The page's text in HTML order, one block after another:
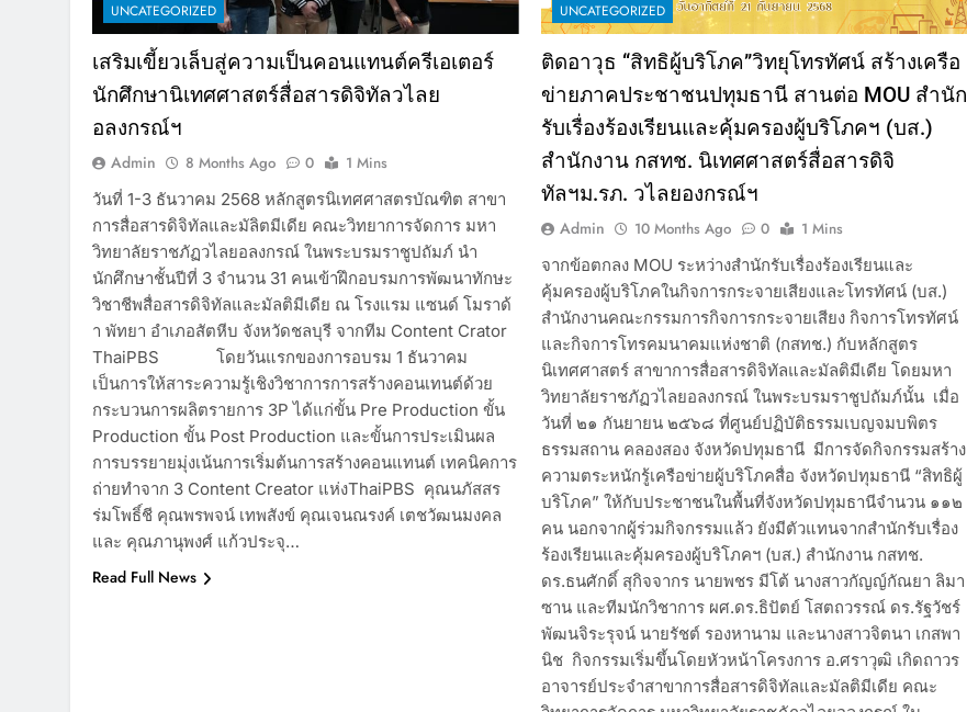
UNCATEGORIZED
เสริมเขี้ยวเล็บสู่ความเป็นคอนแทนต์ครีเอเตอร์
นักศึกษานิเทศศาสตร์สื่อสารดิจิทัลวไลย
อลงกรณ์ฯ
Admin 8 Months Ago 0
1 Mins
วันที่ 1-3 ธันวาคม 2568 หลักสูตรนิเทศศาสตรบัณฑิต สาขา
การสื่อสารดิจิทัลและมัลิตมีเดีย คณะวิทยาการจัดการ มหา
วิทยาลัยราชภัฏวไลยอลงกรณ์ ในพระบรมราชูปถัมภ์ นำ
นักศึกษาชั้นปีที่ 3 จำนวน 31 คนเข้าฝึกอบรมการพัฒนาทักษะ
วิชาชีพสื่อสารดิจิทัลและมัลติมีเดีย ณ โรงแรม แซนด์ โมราด้
า พัทยา อำเภอสัตหีบ จังหวัดชลบุรี จากทีม Content Crator
ThaiPBS โดยวันแรกของการอบรม 1 ธันวาคม
เป็นการให้สาระความรู้เชิงวิชาการการสร้างคอนเทนต์ด้วย
กระบวนการผลิตรายการ 3P ได้แก่ขั้น Pre Production ขั้น
Production ขั้น Post Production และขั้นการประเมินผล
การบรรยายมุ่งเน้นการเริ่มต้นการสร้างคอนแทนต์ เทคนิคการ
ถ่ายทำจาก 3 Content Creator แห่งThaiPBS คุณนภัสสร
ร่มโพธิ์ชี คุณพรพจน์ เทพสังข์ คุณเจนณรงค์ เตชวัฒนมงคล
และ คุณภานุพงศ์ แก้วประจุ…
Read Full News
UNCATEGORIZED
ติดอาวุธ “สิทธิผู้บริโภค”วิทยุโทรทัศน์ สร้างเครือ
ข่ายภาคประชาชนปทุมธานี สานต่อ MOU สำนัก
รับเรื่องร้องเรียนและคุ้มครองผู้บริโภคฯ (บส.)
สำนักงาน กสทช. นิเทศศาสตร์สื่อสารดิจิ
ทัลฯม.รภ. วไลยองกรณ์ฯ
Admin 10 Months Ago 0
1 Mins
จากข้อตกลง MOU ระหว่างสำนักรับเรื่องร้องเรียนและ
คุ้มครองผู้บริโภคในกิจการกระจายเสียงและโทรทัศน์ (บส.)
สำนักงานคณะกรรมการกิจการกระจายเสียง กิจการโทรทัศน์
และกิจการโทรคมนาคมแห่งชาติ (กสทช.) กับหลักสูตร
นิเทศศาสตร์ สาขาการสื่อสารดิจิทัลและมัลติมีเดีย โดยมหา
วิทยาลัยราชภัฏวไลยอลงกรณ์ ในพระบรมราชูปถัมภ์นั้น เมื่อ
วันที่ ๒๑ กันยายน ๒๕๖๘ ที่ศูนย์ปฏิบัติธรรมเบญจมบพิตร
ธรรมสถาน คลองสอง จังหวัดปทุมธานี มีการจัดกิจกรรมสร้าง
ความตระหนักรู้เครือข่ายผู้บริโภคสื่อ จังหวัดปทุมธานี “สิทธิผู้
บริโภค” ให้กับประชาชนในพื้นที่จังหวัดปทุมธานีจำนวน ๑๑๒
คน นอกจากผู้ร่วมกิจกรรมแล้ว ยังมีตัวแทนจากสำนักรับเรื่อง
ร้องเรียนและคุ้มครองผู้บริโภคฯ (บส.) สำนักงาน กสทช.
ดร.ธนศักดิ์ สุกิจจากร นายพชร มีโต้ นางสาวกัญญ์กัณยา ลิมา
ซาน และทีมนักวิชาการ ผศ.ดร.ธิปัตย์ โสตถวรรณ์ ดร.รัฐวัชร์
พัฒนจิระรุจน์ นายรัชต์ รองหานาม และนางสาวจิตนา เกสพา
นิช กิจกรรมเริ่มขึ้นโดยหัวหน้าโครงการ อ.ศราวุฒิ เกิดถาวร
อาจารย์ประจำสาขาการสื่อสารดิจิทัลและมัลติมีเดีย คณะ